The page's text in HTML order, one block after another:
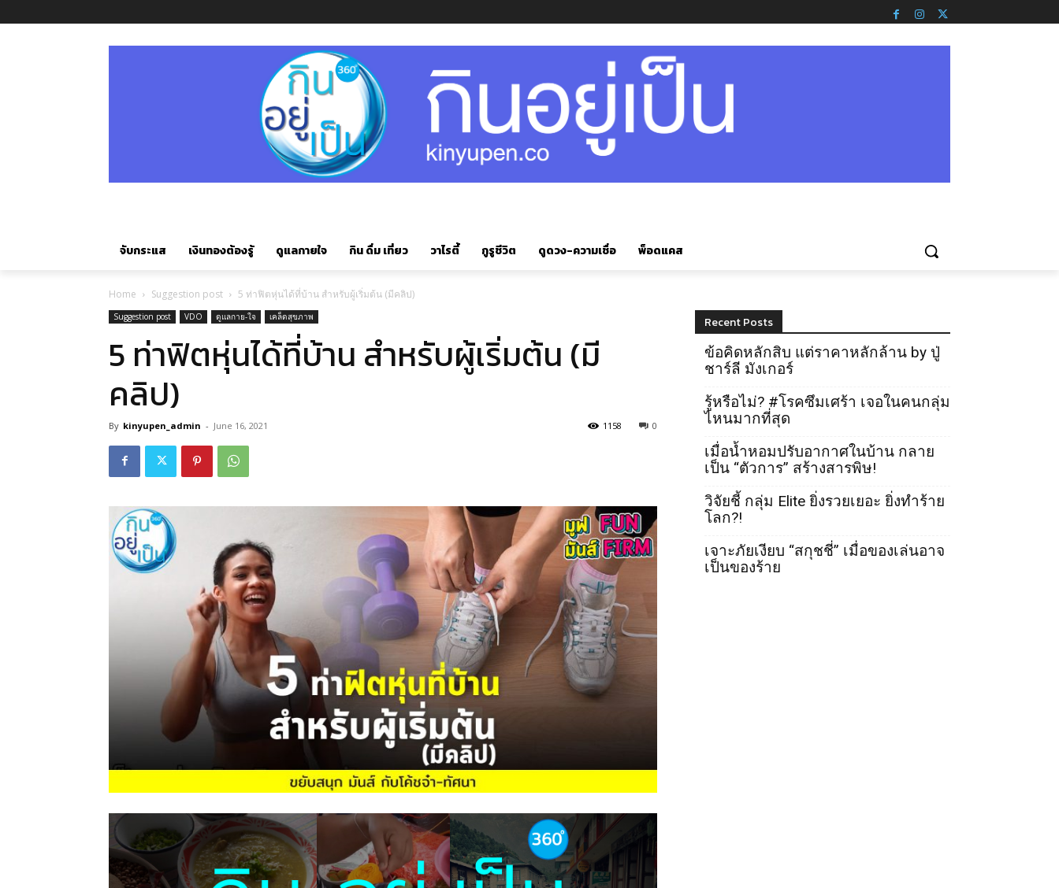
จับกระแส เงินทองต้องรู้ ดูแลกายใจ กิน ดื่ม เที่ยว วาไรตี้ กูรูชีวิต ดูดวง-ความเชื่อ พ็อดแคส
Home Suggestion post 5 ท่าฟิตหุ่นได้ที่บ้าน สำหรับผู้เริ่มต้น (มีคลิป)
Suggestion post VDO ดูแลกาย-ใจ เคล็ดสุขภาพ
5 ท่าฟิตหุ่นได้ที่บ้าน สำหรับผู้เริ่มต้น (มี
คลิป)
By kinyupen_admin - June 16, 2021 0
1158
Recent Posts
ข้อคิดหลักสิบ แต่ราคาหลักล้าน by ปู่
ชาร์ลี มังเกอร์
รู้หรือไม่? #โรคซึมเศร้า เจอในคนกลุ่ม
ไหนมากที่สุด
เมื่อน้ำหอมปรับอากาศในบ้าน กลาย
เป็น “ตัวการ” สร้างสารพิษ!
วิจัยชี้ กลุ่ม Elite ยิ่งรวยเยอะ ยิ่งทำร้าย
โลก?!
เจาะภัยเงียบ “สกุชชี่” เมื่อของเล่นอาจ
เป็นของร้าย